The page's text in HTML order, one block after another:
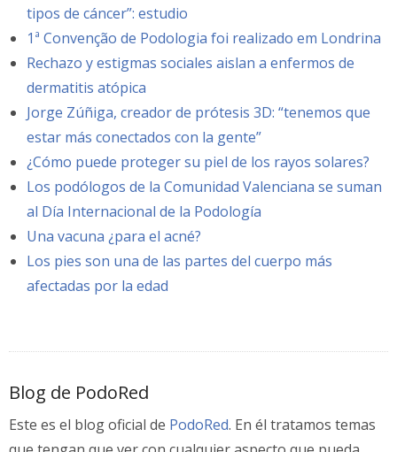
tipos de cáncer”: estudio
1ª Convenção de Podologia foi realizado em Londrina
Rechazo y estigmas sociales aislan a enfermos de
dermatitis atópica
Jorge Zúñiga, creador de prótesis 3D: “tenemos que
estar más conectados con la gente”
¿Cómo puede proteger su piel de los rayos solares?
Los podólogos de la Comunidad Valenciana se suman
al Día Internacional de la Podología
Una vacuna ¿para el acné?
Los pies son una de las partes del cuerpo más
afectadas por la edad
Blog de PodoRed
Este es el blog oficial de PodoRed. En él tratamos temas